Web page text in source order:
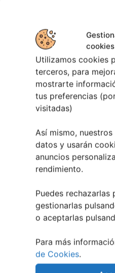
cookies
Utilizamos cookies
terceros, para
mostrarte
tus preferencias
visitadas)
Así mismo,
datos y usarán
anuncios
rendimiento.
Puedes rechazarlas
gestionarlas
o aceptarlas
Para más
de Cookies.
Leaflet| ©